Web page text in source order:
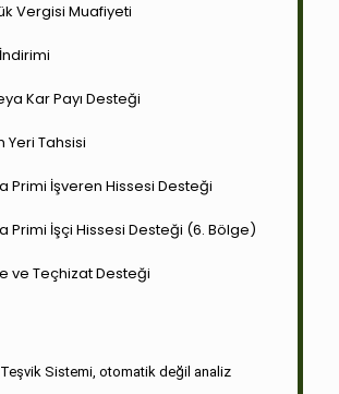
Vergisi Muafiyeti
Kar Payı Desteği
Yeri Tahsisi
Primi İşveren Hissesi Desteği
Primi İşçi Hissesi Desteği (6. Bölge)
ve Teçhizat Desteği
Teşvik Sistemi, otomatik değil analiz